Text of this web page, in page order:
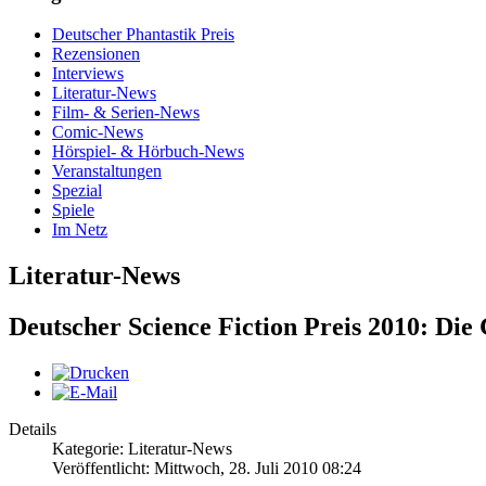
Deutscher Phantastik Preis
Rezensionen
Interviews
Literatur-News
Film- & Serien-News
Comic-News
Hörspiel- & Hörbuch-News
Veranstaltungen
Spezial
Spiele
Im Netz
Literatur-News
Deutscher Science Fiction Preis 2010: Die
Details
Kategorie: Literatur-News
Veröffentlicht: Mittwoch, 28. Juli 2010 08:24